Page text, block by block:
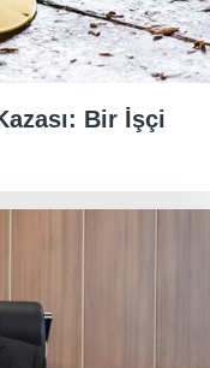
Bir İşçi